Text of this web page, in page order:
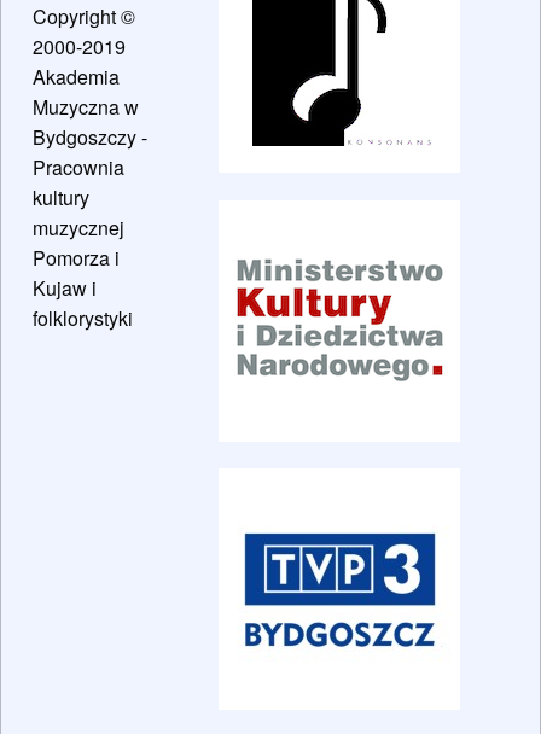
Copyright ©
2000-2019
Akademia
Muzyczna w
Bydgoszczy -
Pracownia
kultury
muzycznej
Pomorza i
Kujaw i
folklorystyki